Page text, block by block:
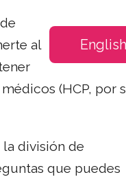
English
al
(HCP, por
división de
que puedes